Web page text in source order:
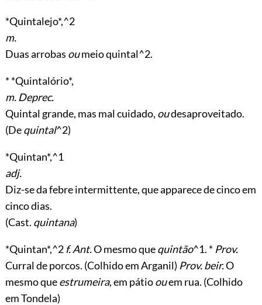
*Quintalejo*,^2
m.
Duas arrobas oumeio quintal^2.
* *Quintalório*,
m. Deprec.
Quintal grande, mas mal cuidado, oudesaproveitado.
(Dequintal^2)
*Quintan*,^1
adj.
Diz-se da febre intermittente, que apparece de cinco em
cinco dias.
(Cast. quintana)
*Quintan*,^2 f. Ant.O mesmo quequintão^1. * Prov.
Curral de porcos. (Colhido em Arganil) Prov. beir.O
mesmo queestrumeira, em pátioouem rua. (Colhido
em Tondela)